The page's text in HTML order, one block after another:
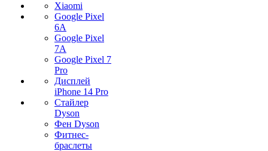
Xiaomi
Google Pixel
6A
Google Pixel
7А
Google Pixel 7
Pro
Дисплей
iPhone 14 Pro
Стайлер
Dyson
Фен Dyson
Фитнес-
браслеты